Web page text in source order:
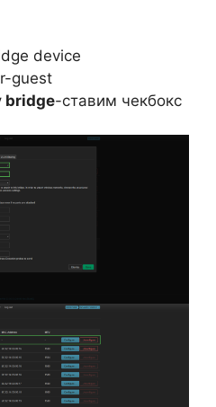
device
guest
bridge-ставим чекбокс